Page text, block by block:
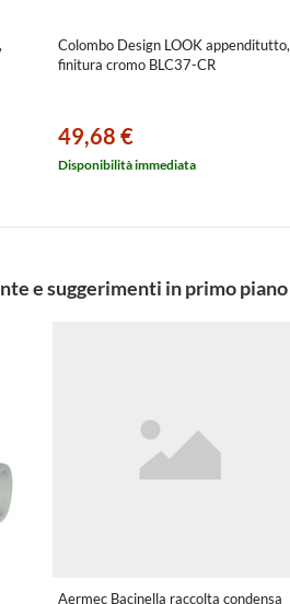
Colombo Design LOOK appenditutto,
finitura cromo BLC37-CR
49,68 €
Disponibilità immediata
e suggerimenti in primo piano
Aermec Bacinella raccolta condensa